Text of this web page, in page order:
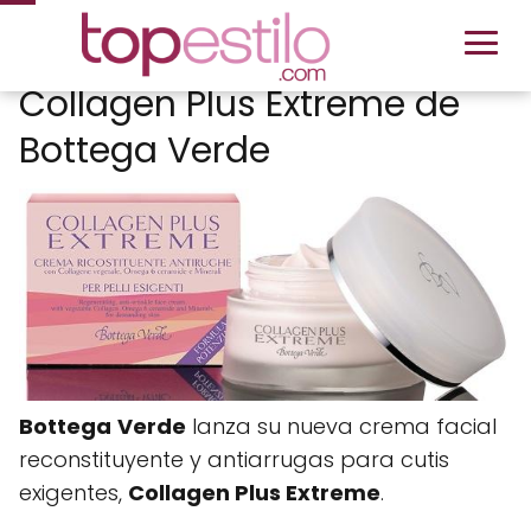
Collagen Plus Extreme de
Bottega Verde
Bottega Verde lanza su nueva crema facial
reconstituyente y antiarrugas para cutis
exigentes, Collagen Plus Extreme.